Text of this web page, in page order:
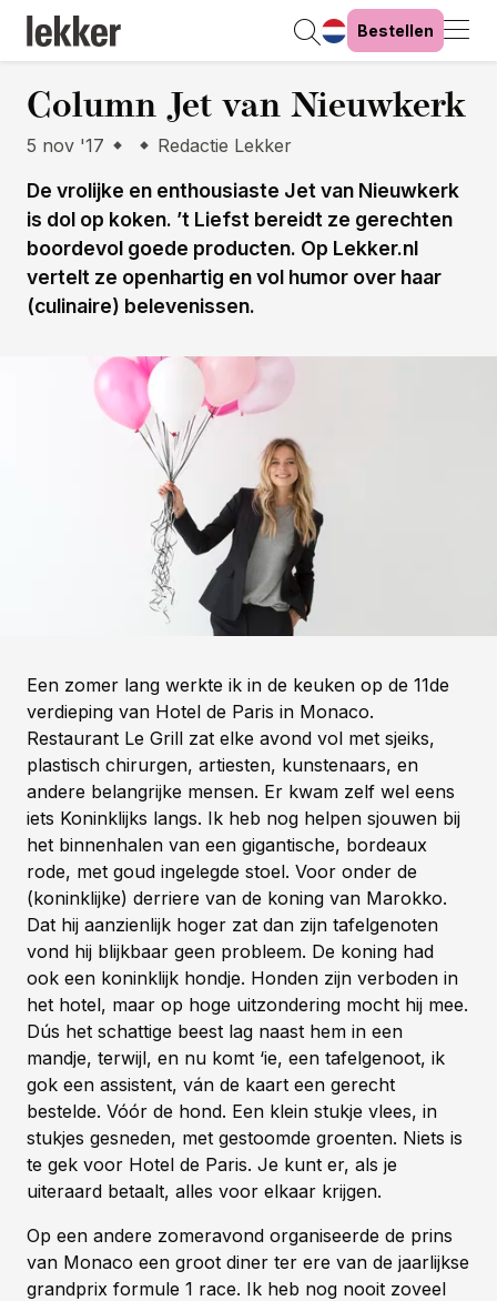
Bestellen
Column Jet van Nieuwkerk
5 nov '17 Redactie Lekker
De vrolijke en enthousiaste Jet van Nieuwkerk
is dol op koken. ’t Liefst bereidt ze gerechten
boordevol goede producten. Op Lekker.nl
vertelt ze openhartig en vol humor over haar
(culinaire) belevenissen.
Een zomer lang werkte ik in de keuken op de 11de
verdieping van Hotel de Paris in Monaco.
Restaurant Le Grill zat elke avond vol met sjeiks,
plastisch chirurgen, artiesten, kunstenaars, en
andere belangrijke mensen. Er kwam zelf wel eens
iets Koninklijks langs. Ik heb nog helpen sjouwen bij
het binnenhalen van een gigantische, bordeaux
rode, met goud ingelegde stoel. Voor onder de
(koninklijke) derriere van de koning van Marokko.
Dat hij aanzienlijk hoger zat dan zijn tafelgenoten
vond hij blijkbaar geen probleem. De koning had
ook een koninklijk hondje. Honden zijn verboden in
het hotel, maar op hoge uitzondering mocht hij mee.
Dús het schattige beest lag naast hem in een
mandje, terwijl, en nu komt ‘ie, een tafelgenoot, ik
gok een assistent, ván de kaart een gerecht
bestelde. Vóór de hond. Een klein stukje vlees, in
stukjes gesneden, met gestoomde groenten. Niets is
te gek voor Hotel de Paris. Je kunt er, als je
uiteraard betaalt, alles voor elkaar krijgen.
Op een andere zomeravond organiseerde de prins
van Monaco een groot diner ter ere van de jaarlijkse
grandprix formule 1 race. Ik heb nog nooit zoveel